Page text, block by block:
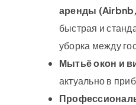
аренды
быстрая и
уборка между
Мытьё окон и
актуально в